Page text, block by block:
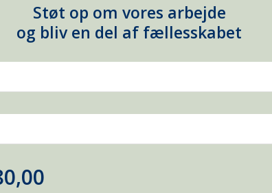
Støt op om vores arbejde
og bliv en del af fællesskabet